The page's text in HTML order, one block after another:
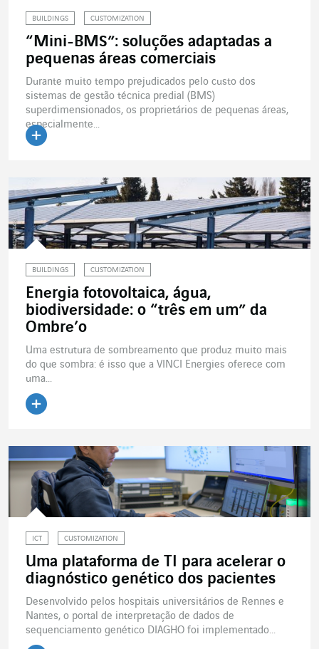
BUILDINGS CUSTOMIZATION
“Mini-BMS”: soluções adaptadas a
pequenas áreas comerciais
Durante muito tempo prejudicados pelo custo dos
sistemas de gestão técnica predial (BMS)
superdimensionados, os proprietários de pequenas áreas,
especialmente...
BUILDINGS CUSTOMIZATION
Energia fotovoltaica, água,
biodiversidade: o “três em um” da
Ombre’o
Uma estrutura de sombreamento que produz muito mais
do que sombra: é isso que a VINCI Energies oferece com
uma...
ICT CUSTOMIZATION
Uma plataforma de TI para acelerar o
diagnóstico genético dos pacientes
Desenvolvido pelos hospitais universitários de Rennes e
Nantes, o portal de interpretação de dados de
sequenciamento genético DIAGHO foi implementado...